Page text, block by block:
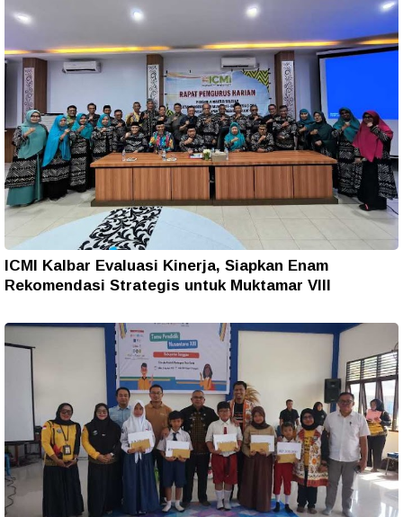
ICMI Kalbar Evaluasi Kinerja, Siapkan Enam
Rekomendasi Strategis untuk Muktamar VIII